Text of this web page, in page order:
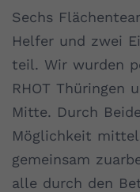
Sechs
Helfer und zwei
teil. Wir wurden
RHOT Thüringen
Mitte. Durch
Möglichkeit
gemeinsam
alle durch den